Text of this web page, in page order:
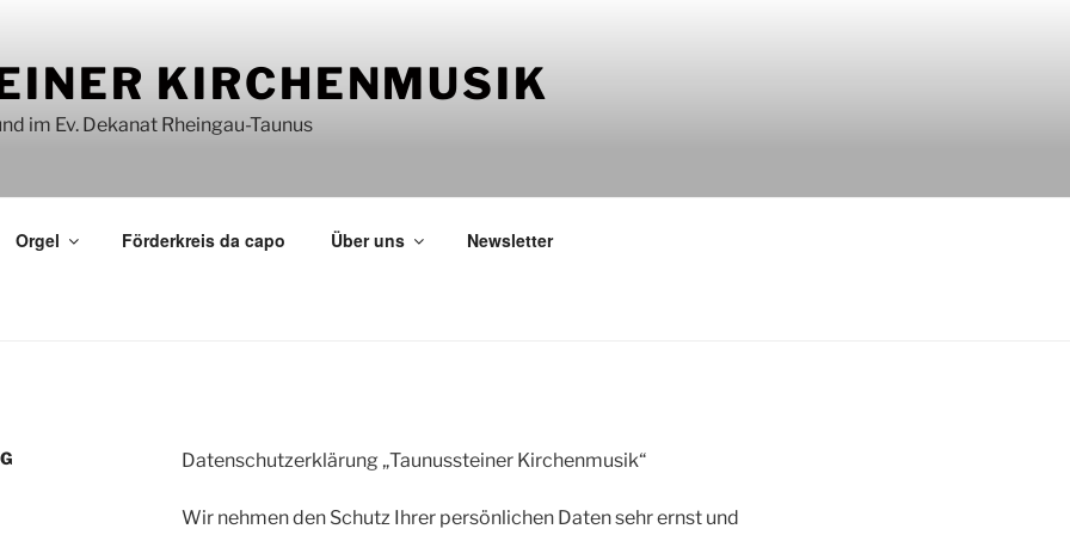
KIRCHENMUSIK
im Ev. Dekanat Rheingau-Taunus
Orgel Förderkreis da capo Über uns Newsletter
Datenschutzerklärung „Taunussteiner Kirchenmusik“
Wir nehmen den Schutz Ihrer persönlichen Daten sehr ernst und